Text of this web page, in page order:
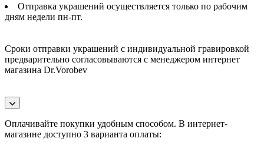
Отправка украшений осуществляется только по рабочим
дням недели пн-пт.
Сроки отправки украшений с индивидуальной гравировкой
предварительно согласовываются с менеджером интернет
магазина Dr.Vorobev
Оплачивайте покупки удобным способом. В интернет-
магазине доступно 3 варианта оплаты: